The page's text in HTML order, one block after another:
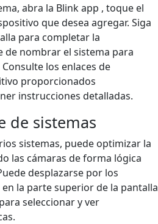
abra la Blink app , toque el
que desea agregar. Siga
para completar la
de nombrar el sistema para
los enlaces de
proporcionados
instrucciones detalladas.
de sistemas
sistemas, puede optimizar la
las cámaras de forma lógica
desplazarse por los
la parte superior de la pantalla
seleccionar y ver